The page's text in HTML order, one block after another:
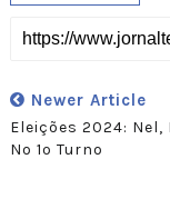
Newer Article
Eleições 2024:
No 1º Turno